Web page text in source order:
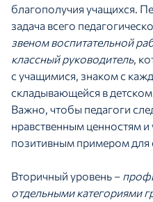
благополучия учащихся.
задача всего
звеном воспитательной
классный руководитель,
с учащимися, знаком с
складывающейся в детском
Важно, чтобы педагоги
нравственным ценностям
позитивным примером для
Вторичный уровень –
отдельными категориями